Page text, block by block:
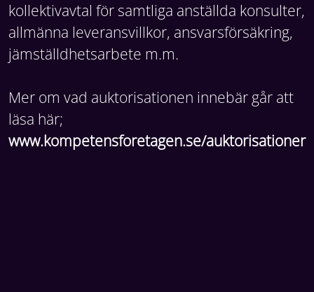
kollektivavtal för samtliga anställda konsulter,
allmänna leveransvillkor, ansvarsförsäkring,
jämställdhetsarbete m.m.
Mer om vad auktorisationen innebär går att
läsa här;
www.kompetensforetagen.se/auktorisationer